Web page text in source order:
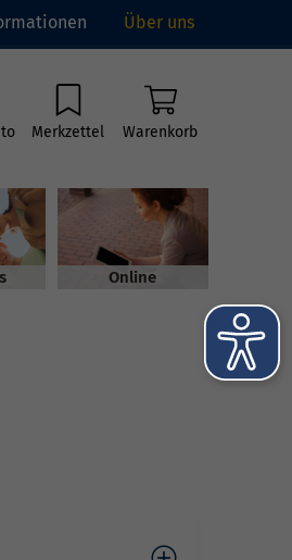
Über uns
Merkzettel Warenkorb
Online